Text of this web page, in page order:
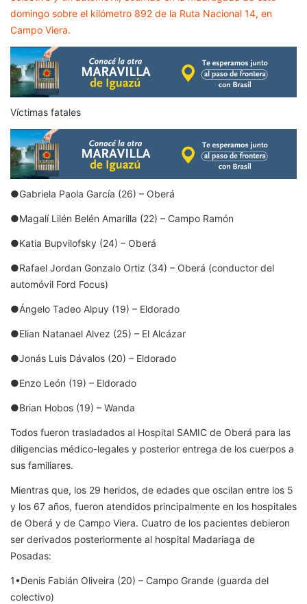
domingo sobre el kilómetro 892 de la Ruta Nacional 14, en
Campo Viera.
Víctimas fatales
●Gabriela Paola García (26) – Oberá
●Magalí Lilén Belén Amarilla (22) – Campo Ramón
●Katia Bupvilofsky (24) – Oberá
●Rafael Jordan Gonzalo Ortiz (34) – Oberá (conductor del
automóvil Ford Focus)
●Ángelo Tadeo Alpuy (19) – Eldorado
●Elian Natanael Alvez (25) – El Alcázar
●Jonás Luis Dávalos (20) – Eldorado
●Enzo León (19) – Eldorado
●Brian Hobos (19) – Wanda
Todos fueron trasladados al Hospital SAMIC de Oberá para las
diligencias médico-legales y posterior entrega de los cuerpos a
sus familiares.
Mientras que, los 29 heridos, de edades que oscilan entre los 5
y los 67 años, fueron atendidos principalmente en los hospitales
de Oberá y de Campo Viera. Cuatro de los pacientes debieron
ser derivados posteriormente al hospital Madariaga de
Posadas:
1•Denis Fabián Oliveira (20) – Campo Grande (guarda del
colectivo)